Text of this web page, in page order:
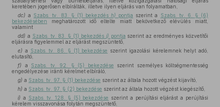
keretében jogerősen elbírálták, illetve ilyen eljárás van folyamatban,
dc) a Szabs. tv. 83. § (1) bekezdés h) pontja szerint a
Szabs. tv. 6. § (6)
bekezdésében meghatározott idő eltelte miatt bekövetkező elévülés miatt,
valamint
dd) a Szabs. tv. 83. § (1) bekezdés j) pontja szerint az eredményes közvetítői
eljárásra figyelemmel az eljárást megszüntető,
e) a Szabs. tv. 86. § (1) bekezdése szerint igazolási kérelemnek helyt adó,
elutasító,
f) a Szabs. tv. 92. § (5) bekezdése szerint személyes költségmentesség
engedélyezése iránti kérelmet elbíráló,
g) a Szabs. tv. 97. § (1) bekezdése szerint az általa hozott végzést kijavító,
h) a Szabs. tv. 97. § (2) bekezdése szerint az általa hozott végzést kiegészítő,
i) a Szabs. tv. 128. § (5) bekezdése szerint a perújítási eljárást a perújítási
kérelem visszavonása folytán megszüntető,